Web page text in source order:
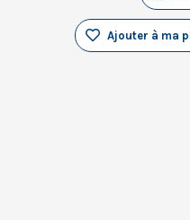
Ajouter à ma